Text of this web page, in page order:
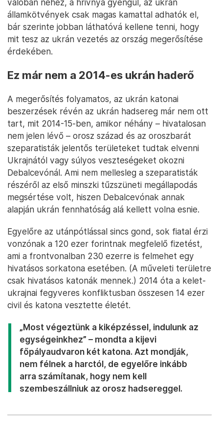
ukrán. Oroszországban élő apósa pedig szovjet
dandártábornok volt, aki ráadásul 2014-ben
kitüntetést is kapott a Krím visszaszerzéséért. „Az
apósom, akivel egyébként semmilyen kapcsolatom
nincs, épp Kijevben volt a Krím orosz elfoglalásakor,
orosz titkosszolgálati operáció volt, csak azért,
hogy engem kompromittáljanak” – mondta Klimkin.
Zelenszkij egyensúlyozó beszédét is megérti, a
pánikot el kell kerülni, mert a gazdasági helyzet
valóban nehéz, a hrivnya gyengül, az ukrán
államkötvények csak magas kamattal adhatók el,
bár szerinte jobban láthatóvá kellene tenni, hogy
mit tesz az ukrán vezetés az ország megerősítése
érdekében.
Ez már nem a 2014-es ukrán haderő
A megerősítés folyamatos, az ukrán katonai
beszerzések révén az ukrán hadsereg már nem ott
tart, mit 2014-15-ben, amikor néhány – hivatalosan
nem jelen lévő – orosz század és az oroszbarát
szeparatisták jelentős területeket tudtak elvenni
Ukrajnától vagy súlyos veszteségeket okozni
Debalcevónál. Ami nem mellesleg a szeparatisták
részéről az első minszki tűzszüneti megállapodás
megsértése volt, hiszen Debalcevónak annak
alapján ukrán fennhatóság alá kellett volna esnie.
Egyelőre az utánpótlással sincs gond, sok fiatal érzi
vonzónak a 120 ezer forintnak megfelelő fizetést,
ami a frontvonalban 230 ezerre is felmehet egy
csak hivatásos katonák mennek.) 2014 óta a kelet-